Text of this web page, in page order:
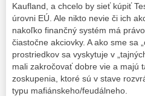
Kaufland, a chcelo by sieť kúpiť
úrovni EÚ. Ale nikto nevie či ich
nakoľko finančný systém má
čiastočne akciovky. A ako sme sa
prostriedkov sa vyskytuje v
mali zakročovať dobre vie a majú
zoskupenia, ktoré sú v stave
typu mafiánskeho/feudálneho.